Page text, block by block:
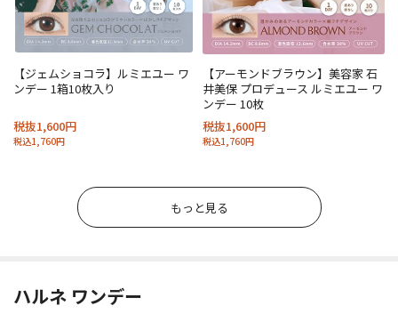
【ジェムショコラ】ルミエユー ワ
ンデー 1箱10枚入り
税抜1,600円
税込1,760円
【アーモンドブラウン】美容家 石
井美保 プロデュース ルミエユー ワ
ンデー 10枚
税抜1,600円
税込1,760円
もっと見る
ハルネ ワンデー